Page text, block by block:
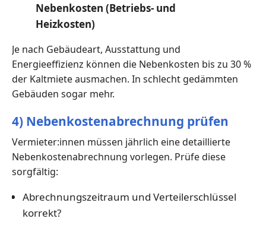
Nebenkosten (Betriebs- und
Heizkosten)
Je nach Gebäudeart, Ausstattung und
Energieeffizienz können die Nebenkosten bis zu 30 %
der Kaltmiete ausmachen. In schlecht gedämmten
Gebäuden sogar mehr.
4) Nebenkostenabrechnung prüfen
Vermieter:innen müssen jährlich eine detaillierte
Nebenkostenabrechnung vorlegen. Prüfe diese
sorgfältig:
Abrechnungszeitraum und Verteilerschlüssel
korrekt?